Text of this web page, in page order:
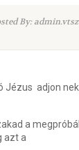
By: admin.vtsz
Jézus adjon
a
azt a